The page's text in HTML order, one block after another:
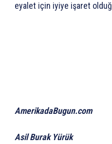
eyalet için iyiye işaret
AmerikadaBugun.com
Asil Burak Yürük